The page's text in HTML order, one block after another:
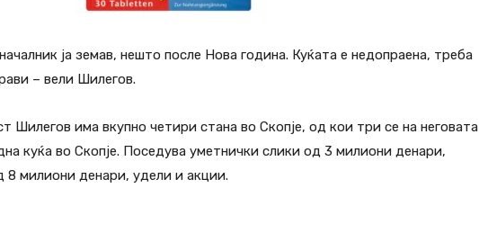
ја земав, нешто после Нова година. Куќата е недопраена, треба
– вели Шилегов.
Шилегов има вкупно четири стана во Скопје, од кои три се на неговата
куќа во Скопје. Поседува уметнички слики од 3 милиони денари,
8 милиони денари, удели и акции.